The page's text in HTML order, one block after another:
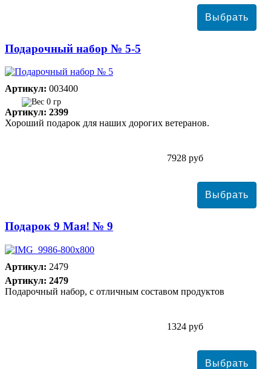
Подарочный набор № 5-5
Артикул: 003400
0 гр
Артикул: 2399
Хороший подарок для наших дорогих ветеранов.
7928 руб
Подарок 9 Мая! № 9
Артикул: 2479
Артикул: 2479
Подарочный набор, с отличным составом продуктов
1324 руб